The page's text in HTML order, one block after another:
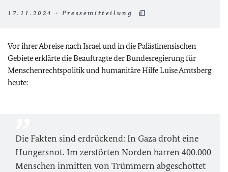
17.11.2024 - Pressemitteilung
Vor ihrer Abreise nach Israel und in die Palästinensischen
Gebiete erklärte die Beauftragte der Bundesregierung für
Menschenrechtspolitik und humanitäre Hilfe Luise Amtsberg
heute:
Die Fakten sind erdrückend: In Gaza droht eine
Hungersnot. Im zerstörten Norden harren 400.000
Menschen inmitten von Trümmern abgeschottet